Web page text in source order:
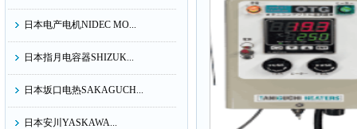
日本电产电机NIDEC MO...
日本指月电容器SHIZUK...
日本坂口电热SAKAGUCH...
日本安川YASKAWA...